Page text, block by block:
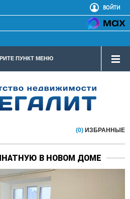
ВОЙТИ
ПУНКТ МЕНЮ
(0) ИЗБРАННЫЕ
В НОВОМ ДОМЕ